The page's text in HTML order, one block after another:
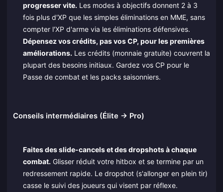
progresser vite. Les modes à objectifs donnent 2 à 3
fois plus d'XP que les simples éliminations en MME, sans
compter l'XP d'arme via les éliminations défensives.
Dépensez vos crédits, pas vos CP, pour les premières
améliorations. Les crédits (monnaie gratuite) couvrent la
plupart des besoins initiaux. Gardez vos CP pour le
Passe de combat et les packs saisonniers.
Conseils intermédiaires (Élite → Pro)
Faites des slide-cancels et des dropshots à chaque
combat. Glisser réduit votre hitbox et se termine par un
redressement rapide. Le dropshot (s'allonger en plein tir)
casse le suivi des joueurs qui visent par réflexe.